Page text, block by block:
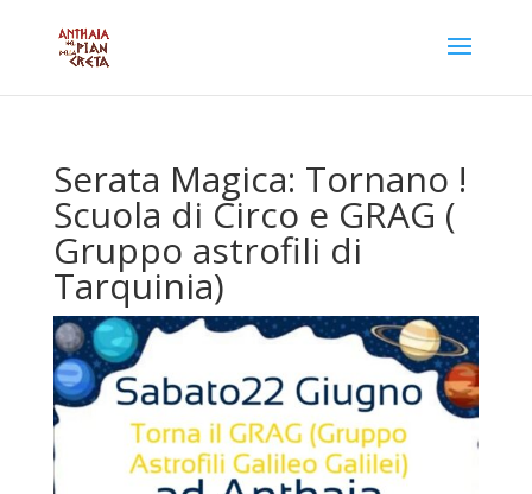
Serata Magica: Tornano !
Scuola di Circo e GRAG (
Gruppo astrofili di
Tarquinia)